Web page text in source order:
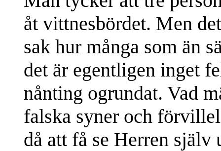
åt vittnesbördet. Men
sak hur många som än
det är egentligen inget
nånting ogrundat. Vad
falska syner och
då att få se Herren själv